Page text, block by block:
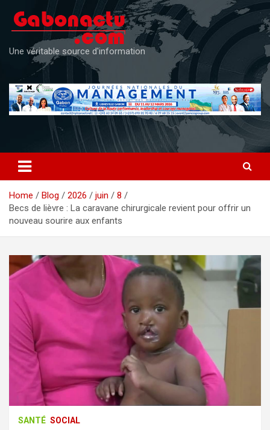
content
Une véritable source d'information
Home Blog 2026 juin
8
Becs de lièvre : La caravane chirurgicale revient pour offrir un
nouveau sourire aux enfants
SANTÉ SOCIAL